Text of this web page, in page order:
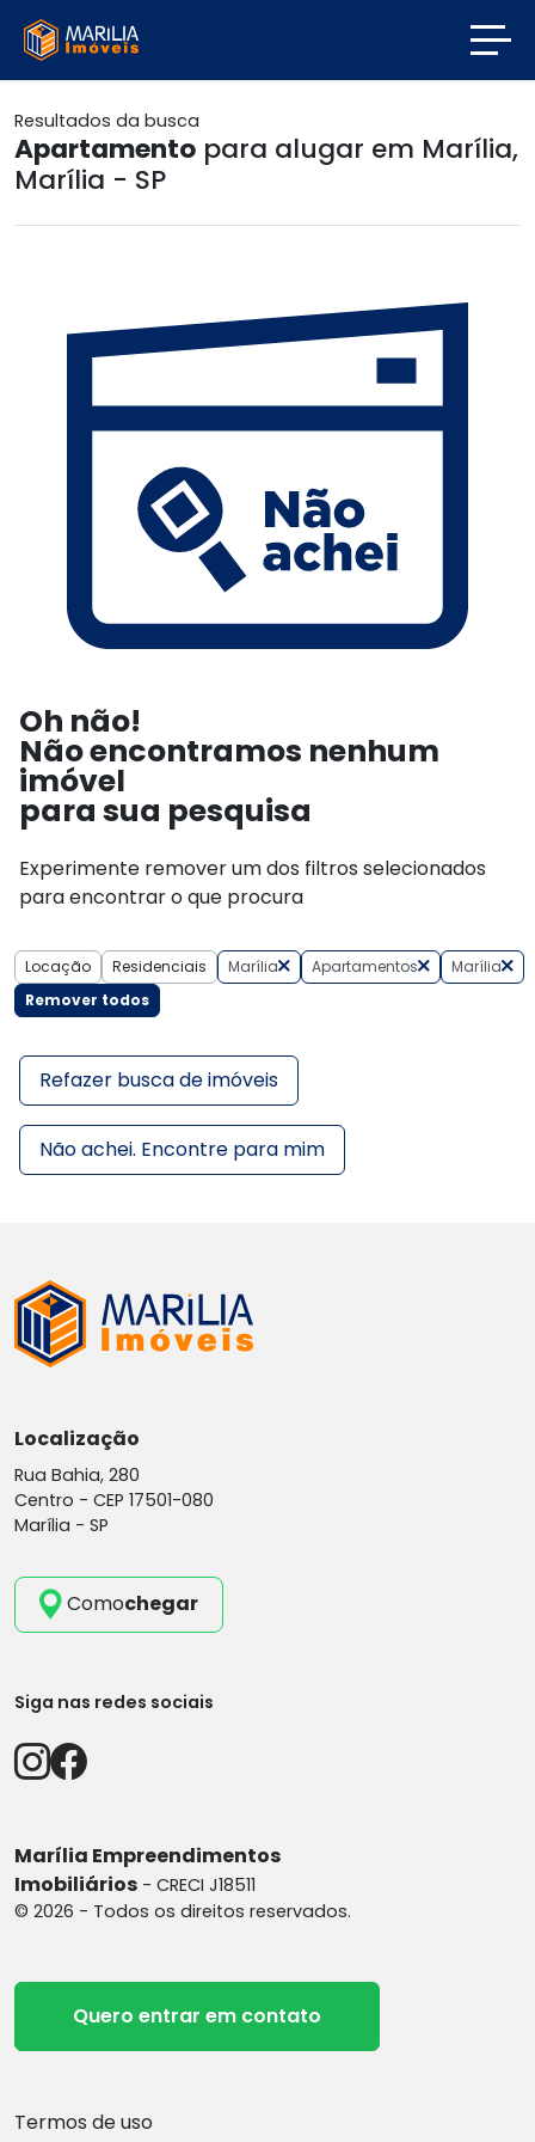
Resultados da busca
Apartamento para alugar em Marília,
Marília - SP
Locação Residenciais Marília Apartamentos
Marília
Remover todos
Oh não!
Não encontramos nenhum
imóvel
para sua pesquisa
Experimente remover um dos filtros selecionados
para encontrar o que procura
Refazer busca de imóveis
Não achei. Encontre para mim
Localização
Rua Bahia, 280
Centro - CEP 17501-080
Marília - SP
Comochegar
Siga nas redes sociais
Marília Empreendimentos
Imobiliários - CRECI J18511
© 2026 - Todos os direitos reservados.
Quero entrar em contato
Termos de uso